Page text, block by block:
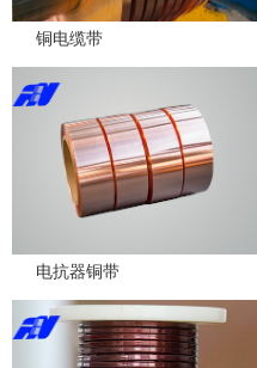
铜电缆带
电抗器铜带